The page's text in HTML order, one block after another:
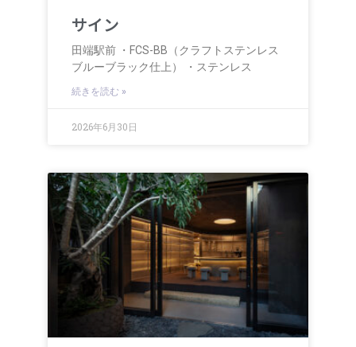
サイン
田端駅前 ・FCS-BB（クラフトステンレス
ブルーブラック仕上） ・ステンレス
続きを読む »
2026年6月30日